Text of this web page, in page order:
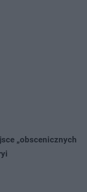
„obscenicznych